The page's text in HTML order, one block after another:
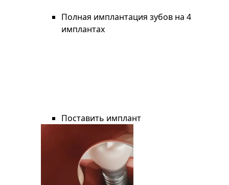
Полная имплантация зубов на 4
имплантах
Поставить имплант